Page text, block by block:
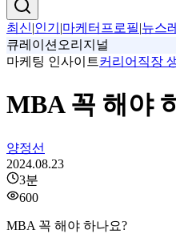
최신|인기 |마케터프로필|뉴스
큐레이션 오리지널
마케팅 인사이트커리어 직장
MBA 꼭 해야
양정선
2024.08.23
3분
600
MBA 꼭 해야 하나요?